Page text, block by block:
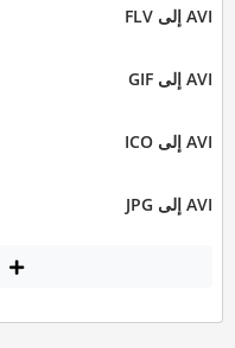
AVI إلى FLV
AVI إلى GIF
AVI إلى ICO
AVI إلى JPG